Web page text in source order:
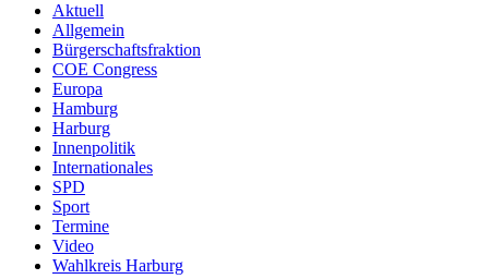
Aktuell
Allgemein
Bürgerschaftsfraktion
COE Congress
Europa
Hamburg
Harburg
Innenpolitik
Internationales
SPD
Sport
Termine
Video
Wahlkreis Harburg